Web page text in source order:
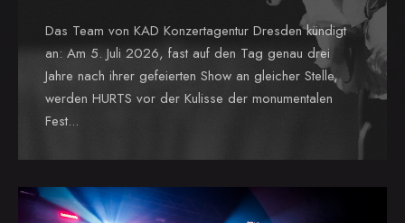
Das Team von KAD Konzertagentur Dresden kündigt
an: Am 5. Juli 2026, fast auf den Tag genau drei
Jahre nach ihrer gefeierten Show an gleicher Stelle,
werden HURTS vor der Kulisse der monumentalen
Fest...